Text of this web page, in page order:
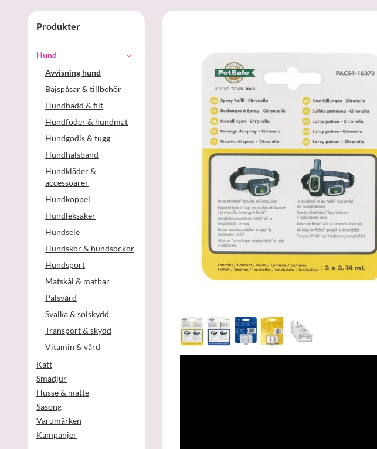
Produkter
Hund
Avvisning hund
Bajspåsar & tillbehör
Hundbädd & filt
Hundfoder & hundmat
Hundgodis & tugg
Hundhalsband
Hundkläder &
accessoarer
Hundkoppel
Hundleksaker
Hundsele
Hundskor & hundsockor
Hundsport
Matskål & matbar
Pälsvård
Svalka & solskydd
Transport & skydd
Vitamin & vård
Katt
Smådjur
Husse & matte
Säsong
Varumärken
Kampanjer